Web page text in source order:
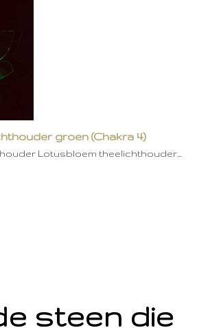
groen (Chakra 4)
Lotusbloem theelichthouder…
steen die